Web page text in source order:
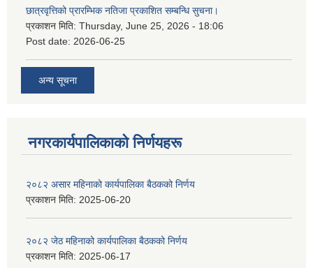
छात्रवृत्तिको प्रारम्भिक नतिजा प्रकाशित सम्बन्धि सुचना।
प्रकाशन मिति: Thursday, June 25, 2026 - 18:06
Post date: 2026-06-25
अन्य सूचना
नगरकार्यपालिकाकाे निर्णयहरू
२०८२ असार महिनाको कार्यपालिका बैठकको निर्णय
प्रकाशन मिति: 2025-06-20
२०८२ जेठ महिनाको कार्यपालिका बैठकको निर्णय
प्रकाशन मिति: 2025-06-17